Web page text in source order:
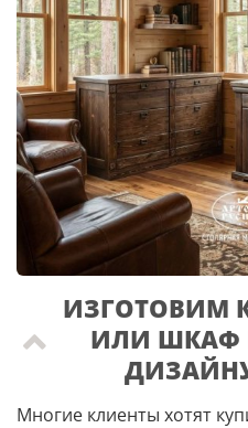
ИЗГОТОВИМ
ИЛИ ШКАФ
Многие клиенты хотят